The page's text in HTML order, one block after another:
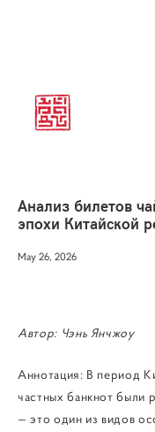
Анализ билетов
эпохи Китайской
May 26, 2026
Автор: Чэнь Янчжоу
Аннотация: В период
частных банкнот были
— это один из видов